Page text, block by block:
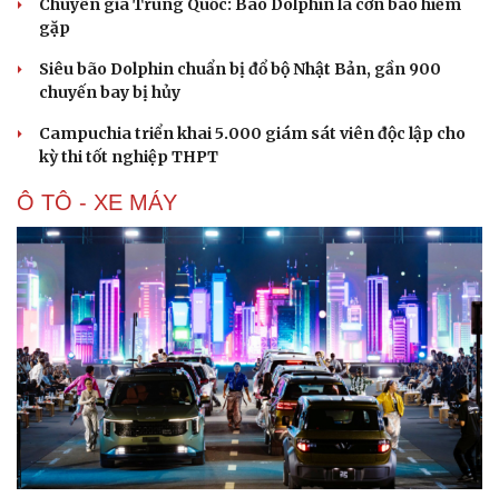
Chuyên gia Trung Quốc: Bão Dolphin là cơn bão hiếm
gặp
Siêu bão Dolphin chuẩn bị đổ bộ Nhật Bản, gần 900
chuyến bay bị hủy
Campuchia triển khai 5.000 giám sát viên độc lập cho
kỳ thi tốt nghiệp THPT
Ô TÔ - XE MÁY